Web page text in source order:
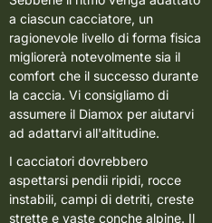
a ciascun cacciatore, un
ragionevole livello di forma fisica
migliorerà notevolmente sia il
comfort che il successo durante
la caccia. Vi consigliamo di
assumere il Diamox per aiutarvi
ad adattarvi all'altitudine.
I cacciatori dovrebbero
aspettarsi pendii ripidi, rocce
instabili, campi di detriti, creste
strette e vaste conche alpine. Il